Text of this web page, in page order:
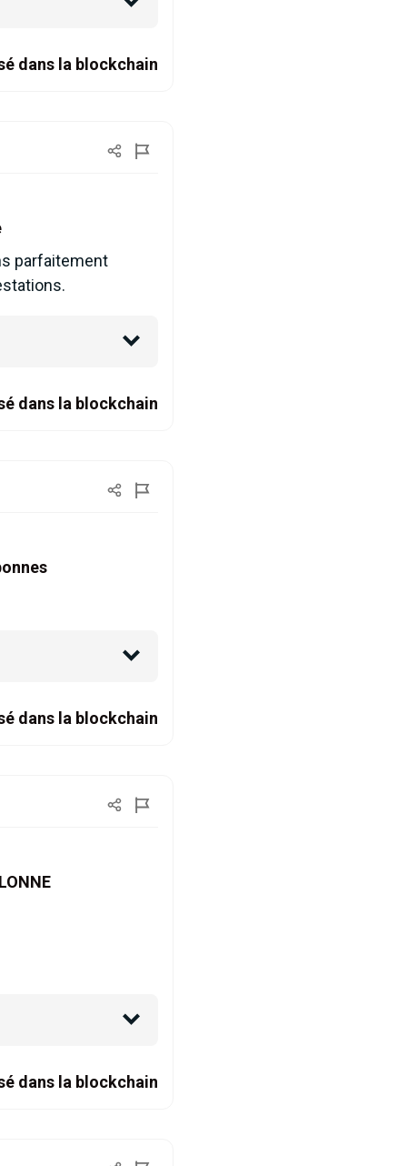
dans la blockchain
parfaitement
dans la blockchain
dans la blockchain
dans la blockchain